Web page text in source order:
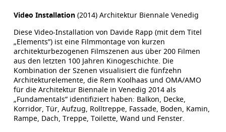
Video Installation(2014) Architektur Biennale Venedig
Diese Video-Installation von Davide Rapp (mit dem Titel
„Elements”) ist eine Filmmontage von kurzen
architekturbezogenen Filmszenen aus über 200 Filmen
aus den letzten 100 Jahren Kinogeschichte. Die
Kombination der Szenen visualisiert die fünfzehn
Architekturelemente, die Rem Koolhaas und OMA/AMO
für die Architektur Biennale in Venedig 2014 als
„Fundamentals” identifiziert haben: Balkon, Decke,
Korridor, Tür, Aufzug, Rolltreppe, Fassade, Boden, Kamin,
Rampe, Dach, Treppe, Toilette, Wand und Fenster.